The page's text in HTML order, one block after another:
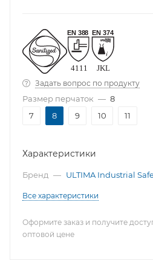
Задать вопрос по продукту
Размер перчаток — 8
7
8 9 10 11
Характеристики
Бренд — ULTIMA Industrial
Все характеристики
Оформите заказ и получите
оптовой цене